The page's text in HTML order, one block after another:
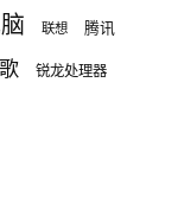
联想 腾讯
锐龙处理器